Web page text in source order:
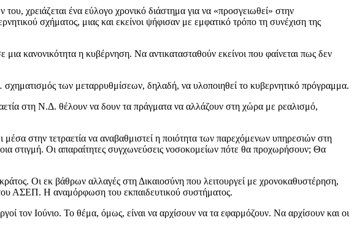
χρειάζεται ένα εύλογο χρονικό διάστημα για να «προσγειωθεί» στην
σχήματος, μιας και εκείνοι ψήφισαν με εμφατικό τρόπο τη συνέχιση της
κανονικότητα η κυβέρνηση. Να αντικατασταθούν εκείνοι που φαίνεται πως δεν
των μεταρρυθμίσεων, δηλαδή, να υλοποιηθεί το κυβερνητικό πρόγραμμα.
στη Ν.Δ. θέλουν να δουν τα πράγματα να αλλάζουν στη χώρα με ρεαλισμό,
στην τετραετία να αναβαθμιστεί η ποιότητα των παρεχόμενων υπηρεσιών στη
στιγμή. Οι απαραίτητες συγχωνεύσεις νοσοκομείων πότε θα προχωρήσουν; Θα
Οι εκ βάθρων αλλαγές στη Δικαιοσύνη που λειτουργεί με χρονοκαθυστέρηση,
του ΑΣΕΠ. Η αναμόρφωση του εκπαιδευτικού συστήματος.
τον Ιούνιο. Το θέμα, όμως, είναι να αρχίσουν να τα εφαρμόζουν. Να αρχίσουν και οι